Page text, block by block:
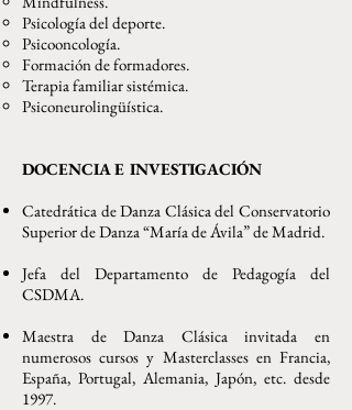
Psicología del deporte.
Psicooncología.
Formación de formadores.
Terapia familiar sistémica.
Psiconeurolingüística.
DOCENCIA E INVESTIGACIÓN
Catedrática de Danza Clásica del Conservatorio
Superior de Danza “María de Ávila” de Madrid.
Jefa del Departamento de Pedagogía del
CSDMA.
Maestra de Danza Clásica invitada en
numerosos cursos y Masterclasses en Francia,
España, Portugal, Alemania, Japón, etc. desde
1997.